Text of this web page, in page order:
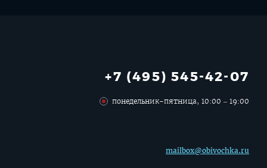
+7 (495) 545-42-07
понедельник-пятница, 10:00 – 19:00
mailbox@obivochka.ru